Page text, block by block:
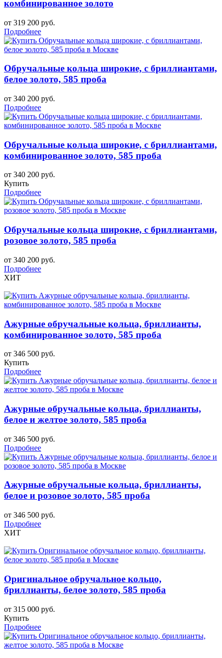
комбинированное золото
от 319 200 руб.
Подробнее
Обручальные кольца широкие, с бриллиантами,
белое золото, 585 проба
от 340 200 руб.
Подробнее
Обручальные кольца широкие, с бриллиантами,
комбинированное золото, 585 проба
от 340 200 руб.
Купить
Подробнее
Обручальные кольца широкие, с бриллиантами,
розовое золото, 585 проба
от 340 200 руб.
Подробнее
ХИТ
Ажурные обручальные кольца, бриллианты,
комбинированное золото, 585 проба
от 346 500 руб.
Купить
Подробнее
Ажурные обручальные кольца, бриллианты,
белое и желтое золото, 585 проба
от 346 500 руб.
Подробнее
Ажурные обручальные кольца, бриллианты,
белое и розовое золото, 585 проба
от 346 500 руб.
Подробнее
ХИТ
Оригинальное обручальное кольцо,
бриллианты, белое золото, 585 проба
от 315 000 руб.
Купить
Подробнее